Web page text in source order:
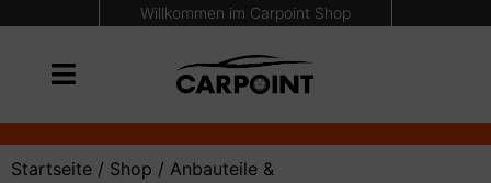
Willkommen im Carpoint Shop
Startseite / Shop / Anbauteile &